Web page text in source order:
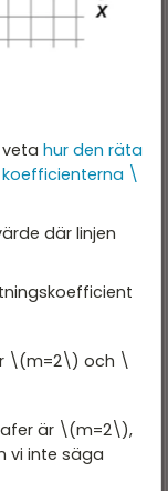
hur den räta
koefficienterna \
där linjen
\(m=2\) och \
är \(m=2\),
vi inte säga